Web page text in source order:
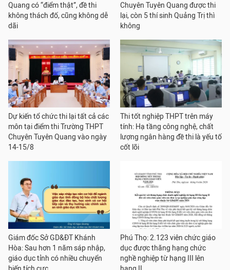
Quang có “điểm thật”, đề thi
không thách đố, cũng không dễ
dãi
Chuyên Tuyên Quang được thi
lại, còn 5 thí sinh Quảng Trị thì
không
Dự kiến tổ chức thi lại tất cả các
môn tại điểm thi Trường THPT
Chuyên Tuyên Quang vào ngày
14-15/8
Thi tốt nghiệp THPT trên máy
tính: Hạ tầng công nghệ, chất
lượng ngân hàng đề thi là yếu tố
cốt lõi
Giám đốc Sở GD&ĐT Khánh
Hòa: Sau hơn 1 năm sáp nhập,
giáo dục tỉnh có nhiều chuyển
Phú Thọ: 2.123 viên chức giáo
dục được thăng hạng chức
nghề nghiệp từ hạng III lên